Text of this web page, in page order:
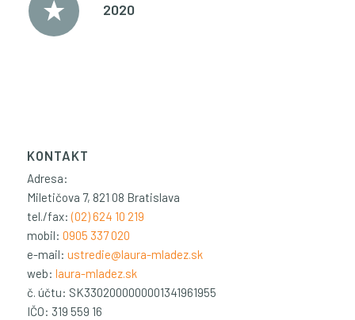
2020
KONTAKT
Adresa:
Miletičova 7, 821 08 Bratislava
tel./fax:(02) 624 10 219
mobil: 0905 337 020
e-mail: ustredie@laura-mladez.sk
web: laura-mladez.sk
č. účtu: SK3302000000001341961955
IČO: 319 559 16